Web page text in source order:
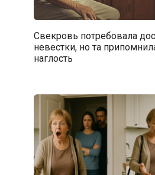
Свекровь потребовала
невестки, но та
наглость